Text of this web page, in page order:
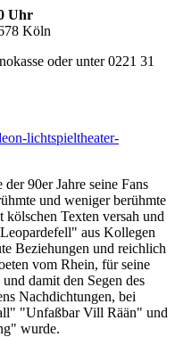
Uhr
Köln
oder unter 0221 31
lichtspieltheater-
90er Jahre seine Fans
und weniger berühmte
kölschen Texten versah und
aus Kollegen
Beziehungen und reichlich
vom Rhein, für seine
damit den Segen des
Nachdichtungen, bei
"Unfaßbar Vill Rään" und
wurde.